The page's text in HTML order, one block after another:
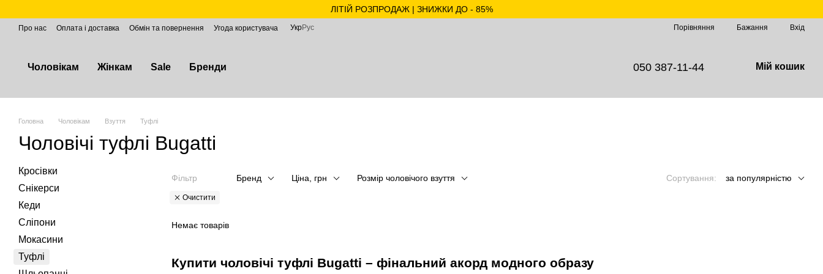
ЛІТІЙ РОЗПРОДАЖ | ЗНИЖКИ ДО - 85%
Про нас Оплата і доставка Обмін та повернення Угода користувача УкрРус Порівняння Бажання Вхід
Чоловікам Жінкам Sale Бренди 050 387-11-44 Мій кошик
Головна Чоловікам Взуття Туфлі
Чоловічі туфлі Bugatti
Фільтр
Очистити
Бренд Ціна, грн Розмір чоловічого взуття Сортування: за популярністю
Купити чоловічі туфлі Bugatti – фінальний акорд модного образу
Немає товарів
Кросівки
Снікерси
Кеди
Сліпони
Мокасини
Туфлі